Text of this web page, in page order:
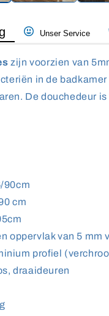
Unser Service
zijn voorzien van
in de
De douchedeur
90cm
cm
oppervlak van 5 mm
profiel
draaideuren